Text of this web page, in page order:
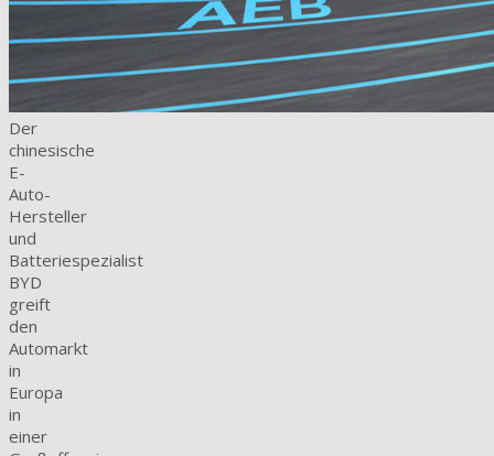
Der
chinesische
E-
Auto-
Hersteller
und
Batteriespezialist
BYD
greift
den
Automarkt
in
Europa
in
einer